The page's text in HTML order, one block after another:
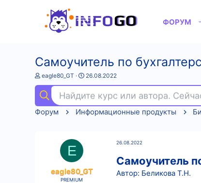
ФОРУМ
Самоучитель по
А
т
о
р
т
eagle80_GT
Д
а
н
а
26.08.2022
Найдите курс или автора.
Форум
Информационные продукты
E
eagle80_GT
PREMIUM
26.08.2022
Самоучитель
Автор: Беликова Т.Н.